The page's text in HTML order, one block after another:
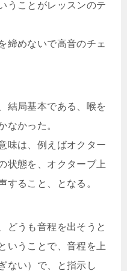
うことがレッスンのテ
締めないで高音のチェ
結局基本である、喉を
なかった。
味は、例えばオクター
状態を、オクターブ上
すること、となる。
どうも音程を出そうと
いうことで、音程を上
ない）で、と指示し